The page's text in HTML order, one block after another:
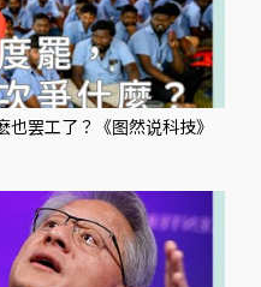
罢工了？《图然说科技》